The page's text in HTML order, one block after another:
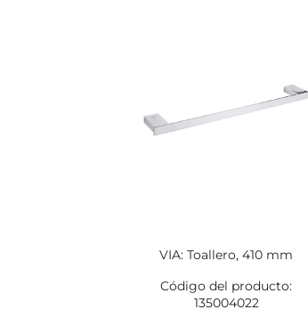
VIA: Toallero, 410 mm
Código del producto:
135004022